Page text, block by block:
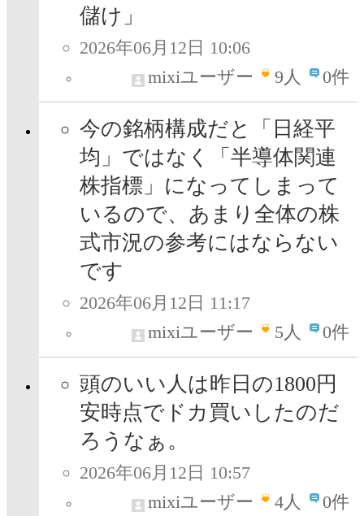
儲け」
2026年06月12日 10:06
mixiユーザー
9人 0件
今の銘柄構成だと「日経平
均」ではなく「半導体関連
株指標」になってしまって
いるので、あまり全体の株
式市況の参考にはならない
です
2026年06月12日 11:17
mixiユーザー
5人 0件
頭のいい人は昨日の1800円
安時点でドカ買いしたのだ
ろうなぁ。
2026年06月12日 10:57
mixiユーザー
4人 0件